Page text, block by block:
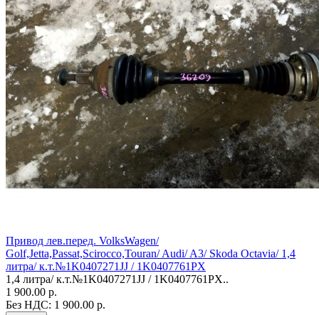
Привод лев.перед. VolksWagen/
Golf,Jetta,Passat,Scirocco,Touran/ Audi/ A3/ Skoda Octavia/ 1,4
литра/ к.т.№1K0407271JJ / 1K0407761PX
1,4 литра/ к.т.№1K0407271JJ / 1K0407761PX..
1 900.00 р.
Без НДС: 1 900.00 р.